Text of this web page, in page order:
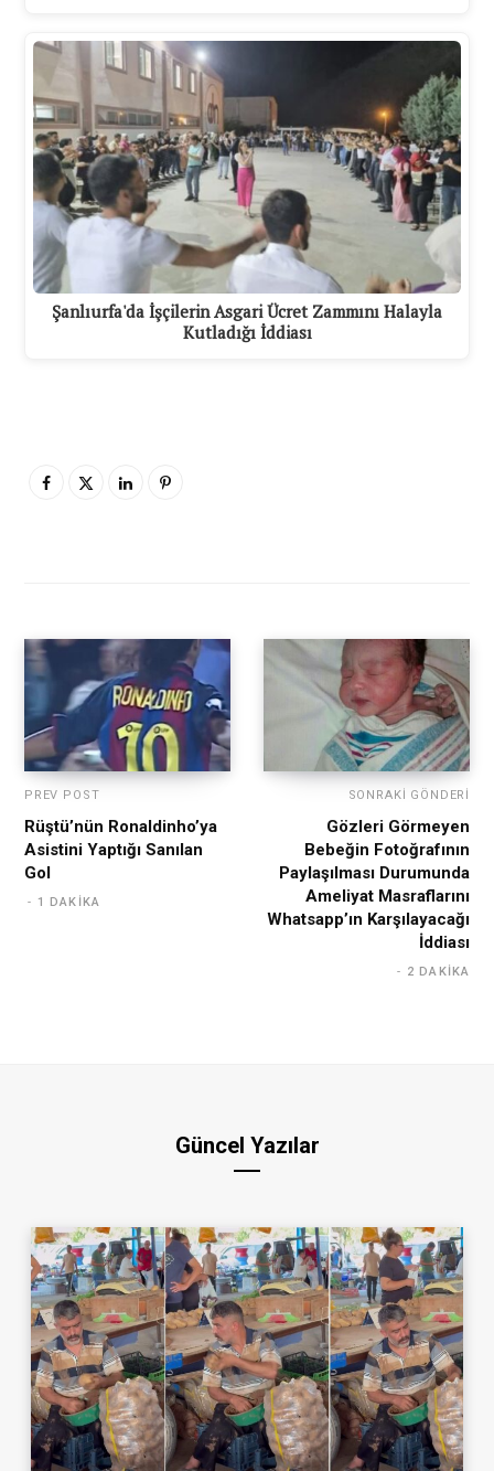
Şanlıurfa'da İşçilerin Asgari Ücret Zammını Halayla
Kutladığı İddiası
PREV POST
Rüştü’nün Ronaldinho’ya
Asistini Yaptığı Sanılan
Gol
1 DAKIKA
SONRAKI GÖNDERI
Gözleri Görmeyen
Bebeğin Fotoğrafının
Paylaşılması Durumunda
Ameliyat Masraflarını
Whatsapp’ın Karşılayacağı
İddiası
2 DAKIKA
Güncel Yazılar